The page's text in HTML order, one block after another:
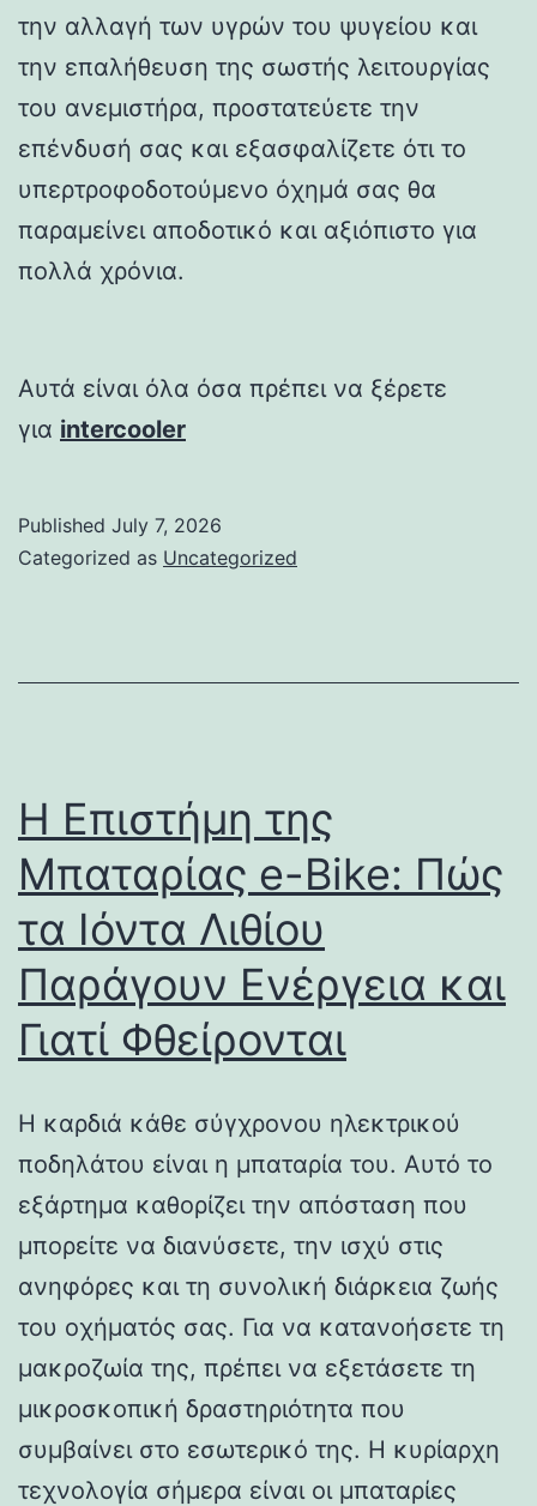
την αλλαγή των υγρών του ψυγείου και
την επαλήθευση της σωστής λειτουργίας
του ανεμιστήρα, προστατεύετε την
επένδυσή σας και εξασφαλίζετε ότι το
υπερτροφοδοτούμενο όχημά σας θα
παραμείνει αποδοτικό και αξιόπιστο για
πολλά χρόνια.
Αυτά είναι όλα όσα πρέπει να ξέρετε
για intercooler
Published July 7, 2026
Categorized as Uncategorized
Η Επιστήμη της
Μπαταρίας e-Bike: Πώς
τα Ιόντα Λιθίου
Παράγουν Ενέργεια και
Γιατί Φθείρονται
Η καρδιά κάθε σύγχρονου ηλεκτρικού
ποδηλάτου είναι η μπαταρία του. Αυτό το
εξάρτημα καθορίζει την απόσταση που
μπορείτε να διανύσετε, την ισχύ στις
ανηφόρες και τη συνολική διάρκεια ζωής
του οχήματός σας. Για να κατανοήσετε τη
μακροζωία της, πρέπει να εξετάσετε τη
μικροσκοπική δραστηριότητα που
συμβαίνει στο εσωτερικό της. Η κυρίαρχη
τεχνολογία σήμερα είναι οι μπαταρίες